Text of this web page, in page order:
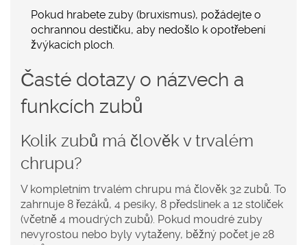
Pokud hrabete zuby (bruxismus), požádejte o
ochrannou destičku, aby nedošlo k opotřebení
žvýkacích ploch.
Časté dotazy o názvech a
funkcích zubů
Kolik zubů má člověk v trvalém
chrupu?
V kompletním trvalém chrupu má člověk 32 zubů. To
zahrnuje 8 řezáků, 4 pesiky, 8 předslinek a 12 stoliček
(včetně 4 moudrých zubů). Pokud moudré zuby
nevyrostou nebo byly vytaženy, běžný počet je 28